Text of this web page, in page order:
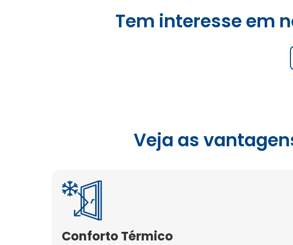
Tem interesse em
Veja as
Conforto Térmico